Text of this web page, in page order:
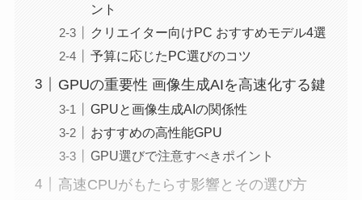
ント
クリエイター向けPC おすすめモデル4選
予算に応じたPC選びのコツ
GPUの重要性 画像生成AIを高速化する鍵
GPUと画像生成AIの関係性
おすすめの高性能GPU
GPU選びで注意すべきポイント
高速CPUがもたらす影響とその選び方